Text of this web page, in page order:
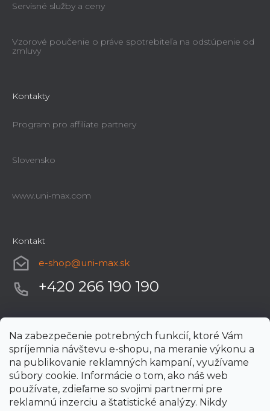
Na zabezpečenie potrebných funkcií, ktoré Vám
spríjemnia návštevu e-shopu, na meranie výkonu a
na publikovanie reklamných kampaní, využívame
súbory cookie. Informácie o tom, ako náš web
používate, zdieľame so svojimi partnermi pre
reklamnú inzerciu a štatistické analýzy. Nikdy
Servisné služby a ceny
Vzorové poučenie o práve spotrebiteľa na odstúpenie od
zmluvy
Kontakty
Program pro affiliate partnery
Slovensko
www.uni-max.com
Kontakt
e-shop@uni-max.sk
+420 266 190 190